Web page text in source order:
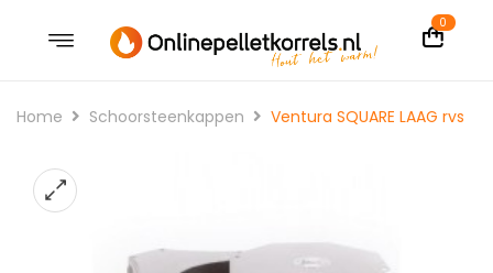
0
Home Schoorsteenkappen Ventura SQUARE LAAG rvs